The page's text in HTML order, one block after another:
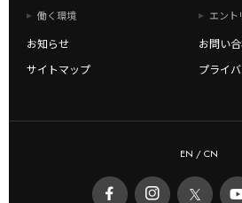
働く環境 エント
お知らせ
お問い
サイトマップ
プライ
EN /CN